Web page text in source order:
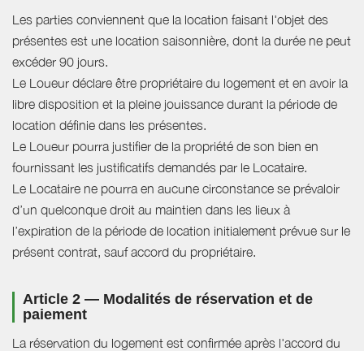
Les parties conviennent que la location faisant l'objet des
présentes est une location saisonnière, dont la durée ne peut
excéder 90 jours.
Le Loueur déclare être propriétaire du logement et en avoir la
libre disposition et la pleine jouissance durant la période de
location définie dans les présentes.
Le Loueur pourra justifier de la propriété de son bien en
fournissant les justificatifs demandés par le Locataire.
Le Locataire ne pourra en aucune circonstance se prévaloir
d’un quelconque droit au maintien dans les lieux à
l’expiration de la période de location initialement prévue sur le
présent contrat, sauf accord du propriétaire.
Article 2 — Modalités de réservation et de
paiement
La réservation du logement est confirmée après l'accord du